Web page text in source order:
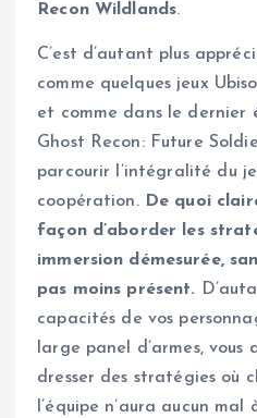
Recon Wildlands.
C’est d’autant plus
comme quelques jeux
et comme dans le dernier
Ghost Recon: Future
parcourir l’intégralité du
coopération. De quoi
façon d’aborder les
immersion démesurée,
pas moins présent.
capacités de vos
large panel d’armes, vous
dresser des stratégies où
l’équipe n’aura aucun